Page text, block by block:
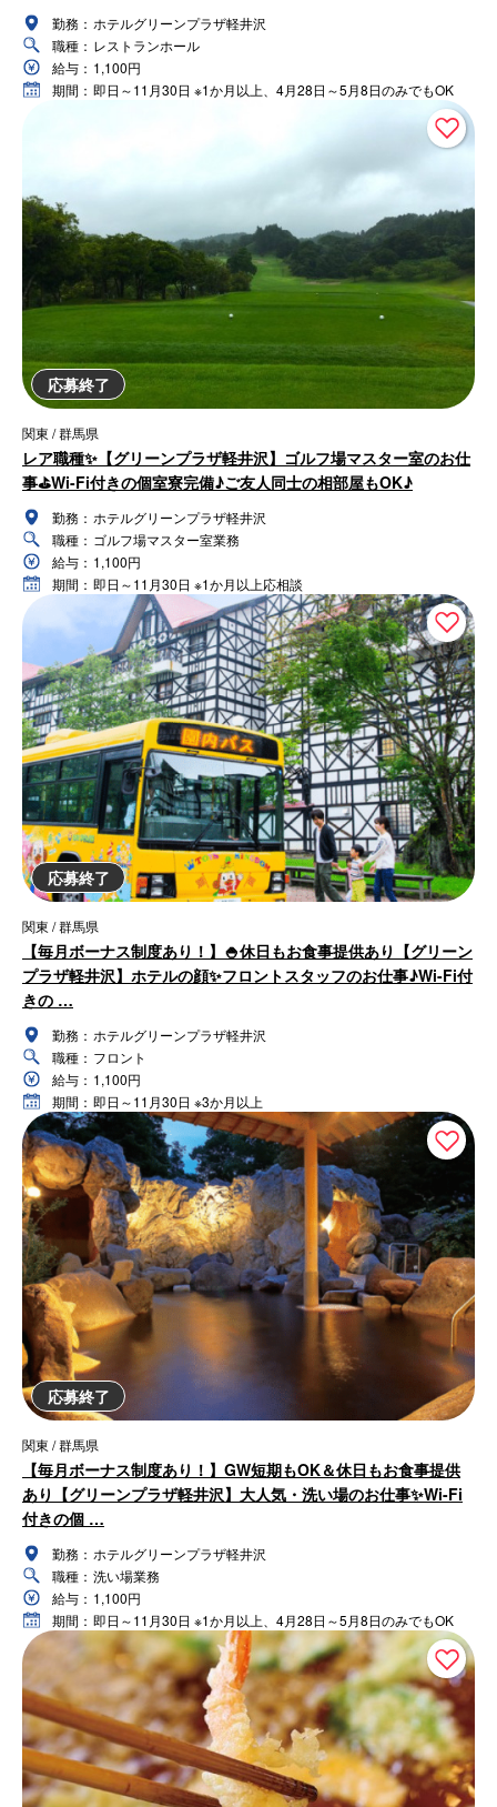
勤務： ホテルグリーンプラザ軽井沢
職種： レストランホール
給与： 1,100円
期間： 即日～11月30日 ※1か月以上、4月28日～5月8日のみでもOK
応募終了
関東 / 群馬県
レア職種✨【グリーンプラザ軽井沢】ゴルフ場マスター室のお仕
事⛳Wi-Fi付きの個室寮完備♪ご友人同士の相部屋もOK♪
勤務： ホテルグリーンプラザ軽井沢
職種： ゴルフ場マスター室業務
給与： 1,100円
期間： 即日～11月30日 ※1か月以上応相談
応募終了
関東 / 群馬県
【毎月ボーナス制度あり！】🍚休日もお食事提供あり【グリーン
プラザ軽井沢】ホテルの顔✨フロントスタッフのお仕事♪Wi-Fi付
きの …
勤務： ホテルグリーンプラザ軽井沢
職種： フロント
給与： 1,100円
期間： 即日～11月30日 ※3か月以上
応募終了
関東 / 群馬県
【毎月ボーナス制度あり！】GW短期もOK＆休日もお食事提供
あり【グリーンプラザ軽井沢】大人気・洗い場のお仕事✨Wi-Fi
付きの個 …
勤務： ホテルグリーンプラザ軽井沢
職種： 洗い場業務
給与： 1,100円
期間： 即日～11月30日 ※1か月以上、4月28日～5月8日のみでもOK